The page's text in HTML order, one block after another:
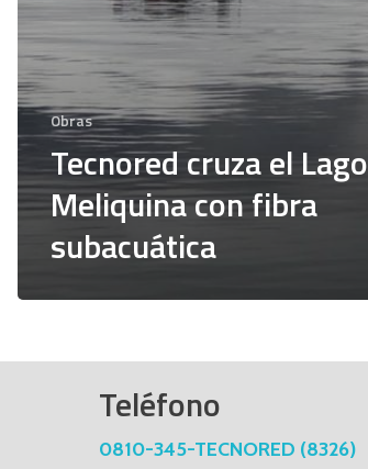
Obras
Tecnored cruza el Lago
Meliquina con fibra
subacuática
Teléfono
0810-345-TECNORED (8326)